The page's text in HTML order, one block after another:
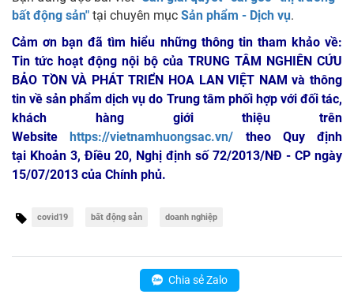
bất động sản" tại chuyên mục Sản phẩm - Dịch vụ.
Cảm ơn bạn đã tìm hiểu những thông tin tham khảo về:
Tin tức hoạt động nội bộ của TRUNG TÂM NGHIÊN CỨU
BẢO TỒN VÀ PHÁT TRIỂN HOA LAN VIỆT NAM và thông
tin về sản phẩm dịch vụ do Trung tâm phối hợp với đối tác,
khách hàng giới thiệu trên
Websitehttps://vietnamhuongsac.vn/ theo Quy định
tại Khoản 3, Điều 20, Nghị định số 72/2013/NĐ - CP ngày
15/07/2013 của Chính phủ.
covid19 bất động sản doanh nghiệp
Chia sẻ Zalo